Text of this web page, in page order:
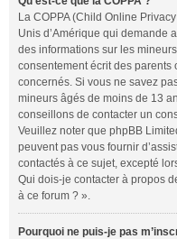
La COPPA (Child Online
Unis d’Amérique qui demande
des informations sur les
consentement écrit des
concernés. Si vous ne savez
mineurs âgés de moins de 13
conseillons de contacter un
Veuillez noter que phpBB
peuvent pas vous fournir
contactés à ce sujet, excepté
Qui dois-je contacter à propos
à ce forum ? ».
Pourquoi ne puis-je pas